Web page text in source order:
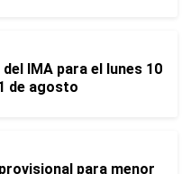
IMA para el lunes 10
de agosto
para menor